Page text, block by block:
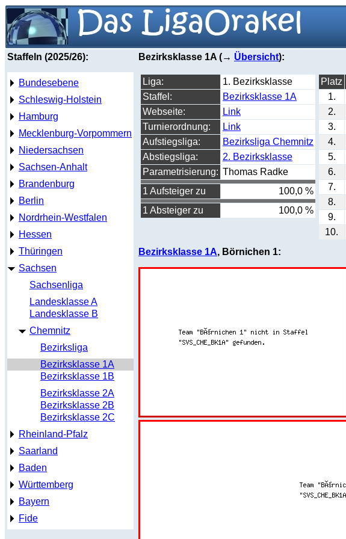
Staffeln (2025/26):
Bundesebene
Schleswig-Holstein
Hamburg
Mecklenburg-Vorpommern
Niedersachsen
Sachsen-Anhalt
Brandenburg
Berlin
Nordrhein-Westfalen
Hessen
Thüringen
Sachsen
Sachsenliga
Landesklasse A
Landesklasse B
Chemnitz
Bezirksliga
Bezirksklasse 1A
Bezirksklasse 1B
Bezirksklasse 2A
Bezirksklasse 2B
Bezirksklasse 2C
Rheinland-Pfalz
Saarland
Baden
Württemberg
Bayern
Fide
Bezirksklasse 1A (→ Übersicht):
Liga:
1. Bezirksklasse
Staffel:
Bezirksklasse 1A
Webseite:
Link
Turnierordnung:
Link
Aufstiegsliga:
Bezirksliga Chemnitz
Abstiegsliga:
2. Bezirksklasse
Parametrisierung: Thomas Radke
1 Aufsteiger zu
100,0 %
1 Absteiger zu
100,0 %
Platz
1.
2.
3.
4.
5.
6.
7.
8.
9.
10.
Bezirksklasse 1A, Börnichen 1: